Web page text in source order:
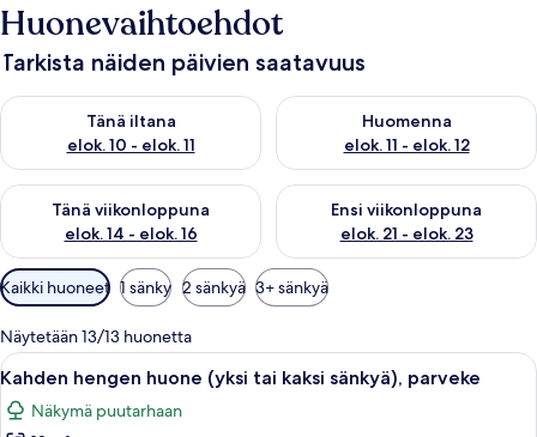
Huonevaihtoehdot
Tarkista näiden päivien saatavuus
Tänä iltana
elok. 10 - elok. 11
Tarkista tämän illan saatavuus elok. 10 - elok. 11
Huomenna
elok. 11 - elok. 12
Tarkista huomisen saatavuus
Tänä viikonloppuna
elok. 14 - elok. 16
Tarkista tämän viikonlopun saatavuus elok. 14 - elok. 16
Ensi viikonloppuna
elok. 21 - elok. 23
Tarkista ensi viikonlopun
Huoneille
saatavilla
olevia
suodattimia
Kaikki huoneet 1 sänky 2 sänkyä 3+ sänkyä
Näytetään 13/13 huonetta
Avaa
kaikki
huonetyypin
Hotellihuone, jossa on sänky,
6
Kahden hengen huone (yksi tai kaksi sänkyä), parveke
Näkymä puutarhaan